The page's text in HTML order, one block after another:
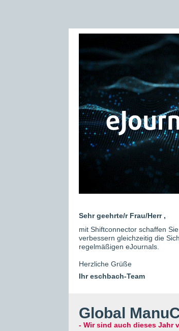
Sehr geehrte/r Frau/Herr ,
mit Shiftconnector schaffen
verbessern gleichzeitig die
regelmäßigen eJournals.
Herzliche Grüße
Ihr eschbach-Team
Global
- Wir sind auch dieses Jahr